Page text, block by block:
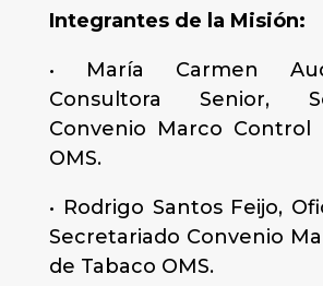
Integrantes de la Misión:
• María Carmen
Consultora Senior,
Convenio Marco Control
OMS.
• Rodrigo Santos Feijo,
Secretariado Convenio
de Tabaco OMS.